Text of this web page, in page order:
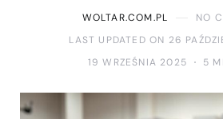
WOLTAR.COM.PL
NO
LAST UPDATED ON 26
19 WRZEŚNIA 2025
5